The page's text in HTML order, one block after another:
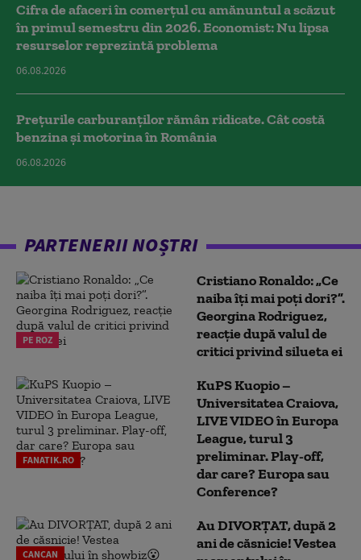
Cifra de afaceri în comerțul cu amănuntul a scăzut
în primul semestru din 2026. Economist: Nu lipsa
resurselor reprezintă problema
06.08.2026
Prețurile carburanților rămân ridicate. Cât costă
benzina și motorina în România
06.08.2026
PARTENERII NOȘTRI
PE ROZ
Cristiano Ronaldo: „Ce
naiba îți mai poți dori?”.
Georgina Rodriguez,
reacție după valul de
critici privind silueta ei
FANATIK.RO
KuPS Kuopio –
Universitatea Craiova,
LIVE VIDEO în Europa
League, turul 3
preliminar. Play-off,
dar care? Europa sau
Conference?
CANCAN
Au DIVORȚAT, după 2
ani de căsnicie! Vestea